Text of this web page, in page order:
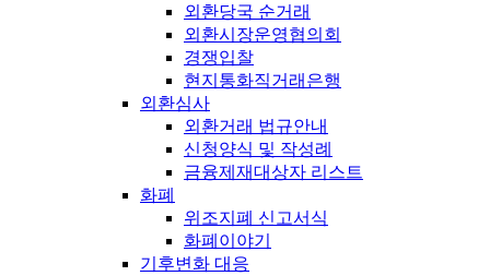
외환당국 순거래
외환시장운영협의회
경쟁입찰
현지통화직거래은행
외환심사
외환거래 법규안내
신청양식 및 작성례
금융제재대상자 리스트
화폐
위조지폐 신고서식
화폐이야기
기후변화 대응